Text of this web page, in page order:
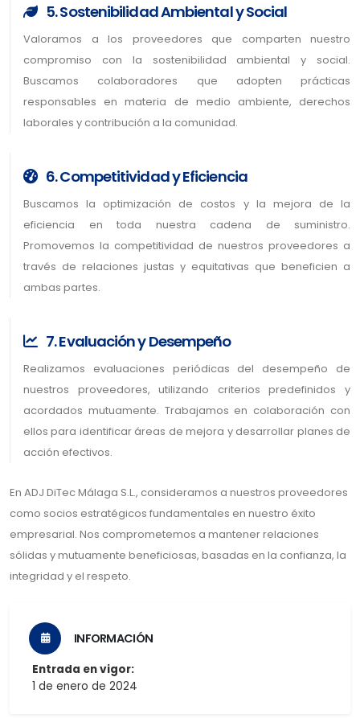
5. Sostenibilidad Ambiental y Social
Valoramos a los proveedores que comparten nuestro
compromiso con la sostenibilidad ambiental y social.
Buscamos colaboradores que adopten prácticas
responsables en materia de medio ambiente, derechos
laborales y contribución a la comunidad.
6. Competitividad y Eficiencia
Buscamos la optimización de costos y la mejora de la
eficiencia en toda nuestra cadena de suministro.
Promovemos la competitividad de nuestros proveedores a
través de relaciones justas y equitativas que beneficien a
ambas partes.
7. Evaluación y Desempeño
Realizamos evaluaciones periódicas del desempeño de
nuestros proveedores, utilizando criterios predefinidos y
acordados mutuamente. Trabajamos en colaboración con
ellos para identificar áreas de mejora y desarrollar planes de
acción efectivos.
En ADJ DiTec Málaga S.L., consideramos a nuestros proveedores
como socios estratégicos fundamentales en nuestro éxito
empresarial. Nos comprometemos a mantener relaciones
sólidas y mutuamente beneficiosas, basadas en la confianza, la
integridad y el respeto.
INFORMACIÓN
Entrada en vigor:
1 de enero de 2024